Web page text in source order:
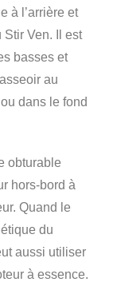
à l’arrière et
Stir Ven. Il est
basses et
au
dans le fond
obturable
hors-bord à
Quand le
du
aussi utiliser
à essence.